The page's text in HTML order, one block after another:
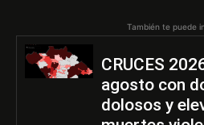
También te puede
CRUCES
agosto con
dolosos y